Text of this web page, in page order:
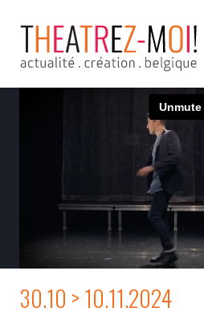
30.10 > 10.11.2024